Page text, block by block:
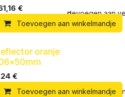
aan verlanglijstToevoegen aan
€
Toevoegen aan winkelmandje
Toevoegen aan verlanglijst
oranje
€
Toevoegen aan winkelmandje